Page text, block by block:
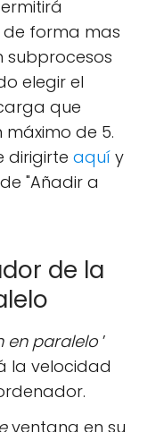
forma mas
subprocesos
elegir el
que
de 5.
dirigirte aquí y
"Añadir a
de la
en paralelo ’
la velocidad
ventana en su